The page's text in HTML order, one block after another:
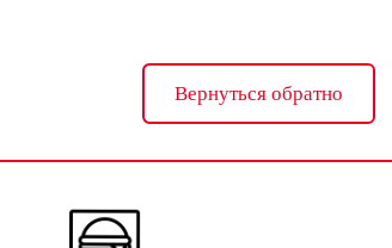
Вернуться обратно